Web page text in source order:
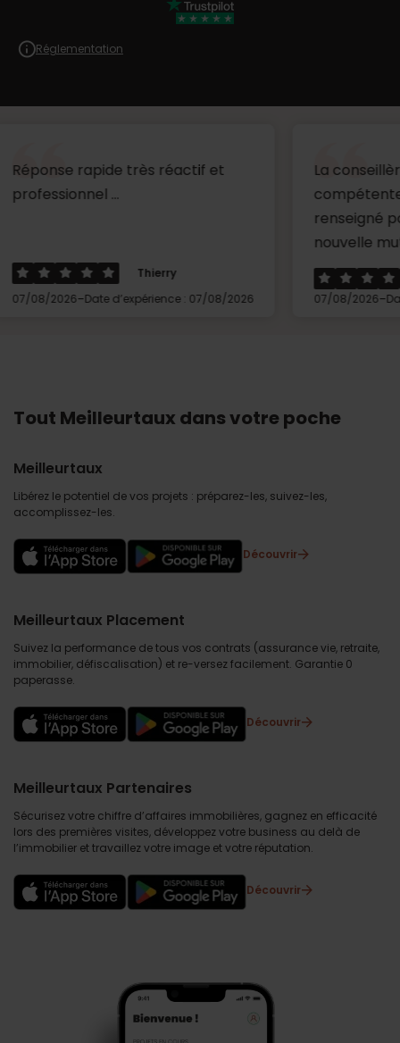
Réglementation
rapide très réactif et
...
Thierry
-Date d’expérience : 07/08/2026
La conseillère est très
compétente et m'a
renseigné pour le
nouvelle mutu...
07/08/2026
-Date
Tout Meilleurtaux dans votre poche
Meilleurtaux
Libérez le potentiel de vos projets : préparez-les, suivez-les,
accomplissez-les.
Découvrir
Meilleurtaux Placement
Suivez la performance de tous vos contrats (assurance vie, retraite,
immobilier, défiscalisation) et re-versez facilement. Garantie 0
paperasse.
Découvrir
Meilleurtaux Partenaires
Sécurisez votre chiffre d’affaires immobilières, gagnez en efficacité
lors des premières visites, développez votre business au delà de
l’immobilier et travaillez votre image et votre réputation.
Découvrir